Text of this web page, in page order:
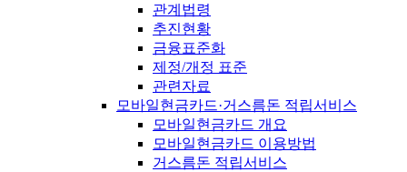
관계법령
추진현황
금융표준화
제정/개정 표준
관련자료
모바일현금카드·거스름돈 적립서비스
모바일현금카드 개요
모바일현금카드 이용방법
거스름돈 적립서비스